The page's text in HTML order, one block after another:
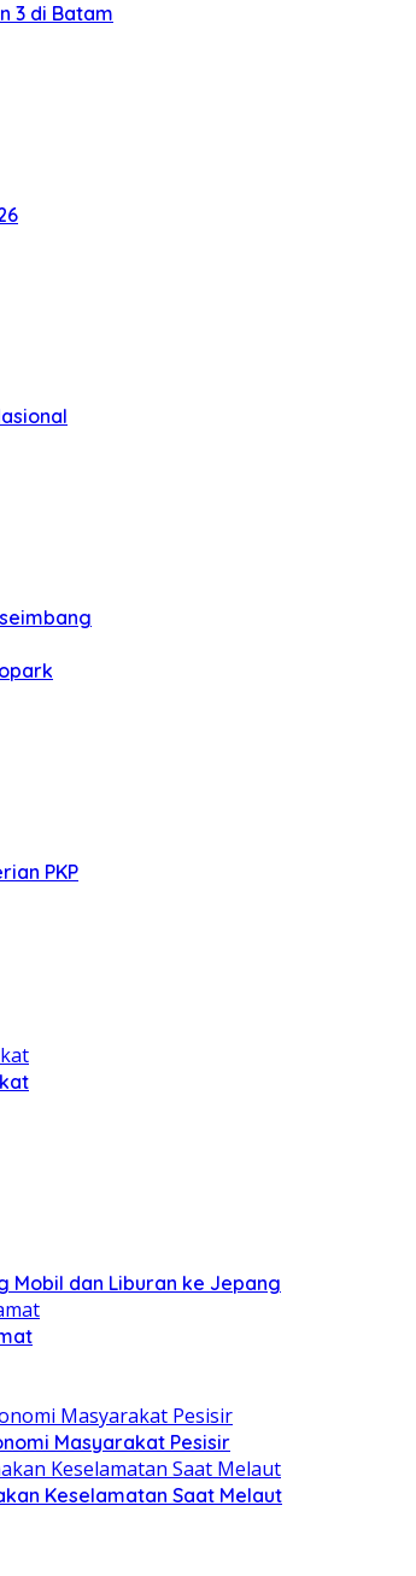
3 di Batam
PKP
Mobil dan Liburan ke Jepang
Masyarakat Pesisir
Keselamatan Saat Melaut